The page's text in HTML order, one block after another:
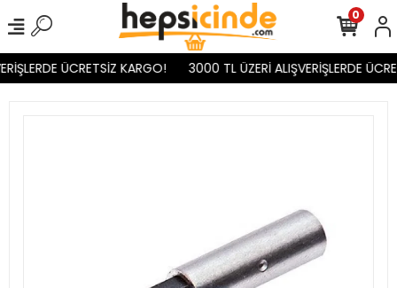
ÜCRETSİZ KARGO! 3000 TL ÜZERİ ALIŞVERİŞLERDE
0